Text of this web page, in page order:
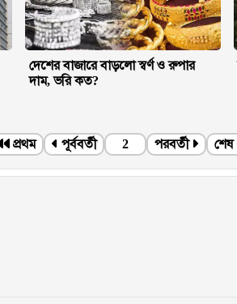
দেশের বাজারে বাড়লো স্বর্ণ ও রুপার
দাম, ভরি কত?
প্রথম পূর্ববর্তী 2 পরবর্তী শেষ